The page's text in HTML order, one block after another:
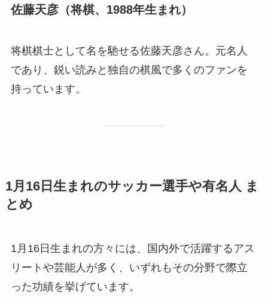
佐藤天彦（将棋、1988年生まれ）
将棋棋士として名を馳せる佐藤天彦さん。元名人
であり、鋭い読みと独自の棋風で多くのファンを
持っています。
1月16日生まれのサッカー選手や有名人 ま
とめ
1月16日生まれの方々には、国内外で活躍するアス
リートや芸能人が多く、いずれもその分野で際立
った功績を挙げています。